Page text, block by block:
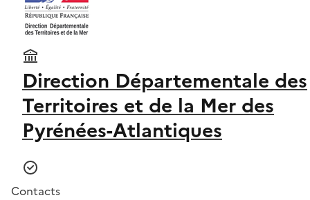
Direction Départementale des
Territoires et de la Mer des
Pyrénées-Atlantiques
Contacts